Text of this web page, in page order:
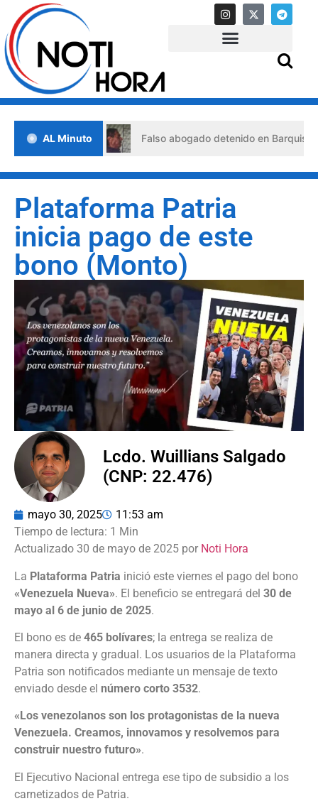
AL Minuto
de crisis Falso abogado detenido en Barquisimeto:
Plataforma Patria
inicia pago de este
bono (Monto)
Lcdo. Wuillians Salgado
(CNP: 22.476)
mayo 30, 2025 11:53 am
Actualizado 30 de mayo de 2025 por Noti Hora
La Plataforma Patria inició este viernes el pago del bono
«Venezuela Nueva». El beneficio se entregará del 30 de
mayo al 6 de junio de 2025.
El bono es de 465 bolívares; la entrega se realiza de
manera directa y gradual. Los usuarios de la Plataforma
Patria son notificados mediante un mensaje de texto
enviado desde el número corto 3532.
«Los venezolanos son los protagonistas de la nueva
Venezuela. Creamos, innovamos y resolvemos para
construir nuestro futuro».
El Ejecutivo Nacional entrega ese tipo de subsidio a los
carnetizados de Patria.